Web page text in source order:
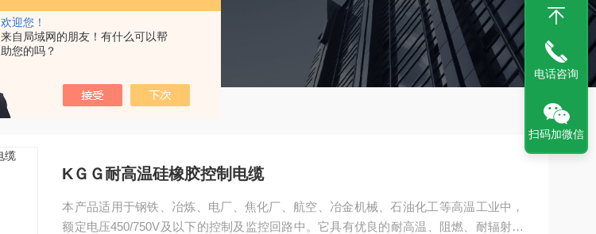
欢迎您！
来自局域网的朋友！有什么可以帮
助您的吗？
KＧＧ耐高温硅橡胶控制电缆
本产品适用于钢铁、冶炼、电厂、焦化厂、航空、冶金机械、石油化工等高温工业中，
额定电压450/750V及以下的控制及监控回路中。它具有优良的耐高温、阻燃、耐辐射、
电话咨询
扫码加微信